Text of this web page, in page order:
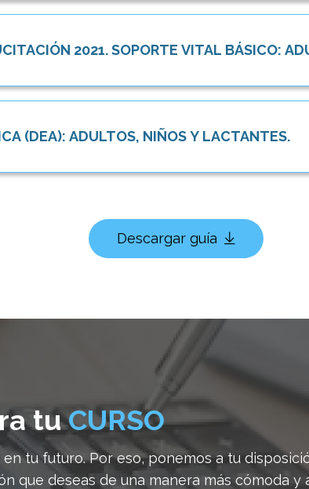
2021. SOPORTE VITAL BÁSICO:
(DEA): ADULTOS, NIÑOS Y LACTANTES.
Descargar guía
tuCURSO
tu futuro. Por eso, ponemos a tu
que deseas de una manera más cómoda y